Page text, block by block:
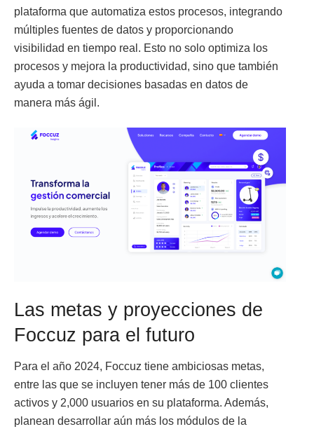
plataforma que automatiza estos procesos, integrando
múltiples fuentes de datos y proporcionando
visibilidad en tiempo real. Esto no solo optimiza los
procesos y mejora la productividad, sino que también
ayuda a tomar decisiones basadas en datos de
manera más ágil.
Las metas y proyecciones de
Foccuz para el futuro
Para el año 2024, Foccuz tiene ambiciosas metas,
entre las que se incluyen tener más de 100 clientes
activos y 2,000 usuarios en su plataforma. Además,
planean desarrollar aún más los módulos de la